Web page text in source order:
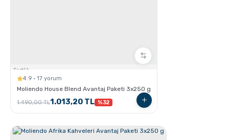
Grosche Bremen Seramik Kahve Öğütücü
Sertlik:
4.9 · 17 yorum
Moliendo House Blend Avantaj Paketi 3x250 g
1.490,00 TL1.013,20 TL %32